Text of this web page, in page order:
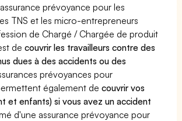
prévoyance pour les
TNS et les micro-entrepreneurs
de Chargé / Chargée de produit
decouvrir les travailleurs contre des
dues à des accidents ou des
prévoyances pour
également decouvrir vos
et enfants) si vous avez un accident
d'une assurance prévoyance pour